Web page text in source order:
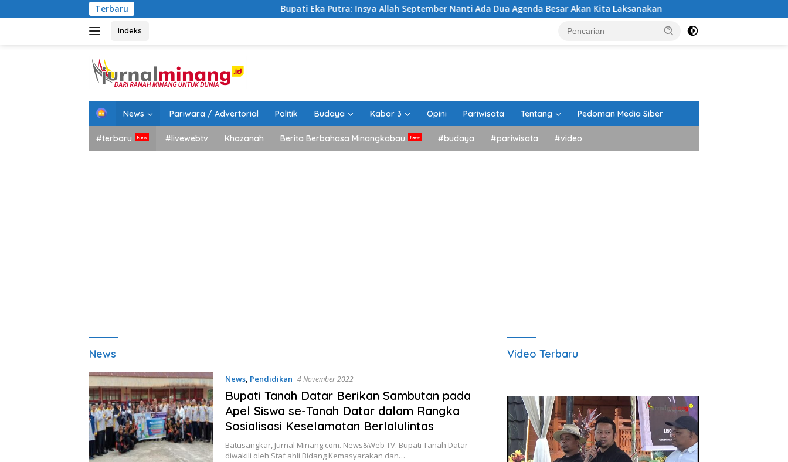
ke
Terbaru Bupati Eka Putra: Insya Allah September Nanti Ada Dua Agenda Besar Akan Kita Laksanakan DPRD Tanah Datar Gelar
Indeks
H
m
e
News Pariwara / Advertorial Politik Budaya Kabar 3 Opini Pariwisata Tentang Pedoman Media Siber
#terbaru #livewebtv Khazanah Berita Berbahasa Minangkabau #budaya #pariwisata #video
News
News, Pendidikan 4 November 2022
Bupati Tanah Datar Berikan Sambutan pada
Apel Siswa se-Tanah Datar dalam Rangka
Sosialisasi Keselamatan Berlalulintas
Batusangkar, Jurnal Minang.com. News&Web TV. Bupati Tanah Datar
diwakili oleh Staf ahli Bidang Kemasyarakan dan…
Video Terbaru